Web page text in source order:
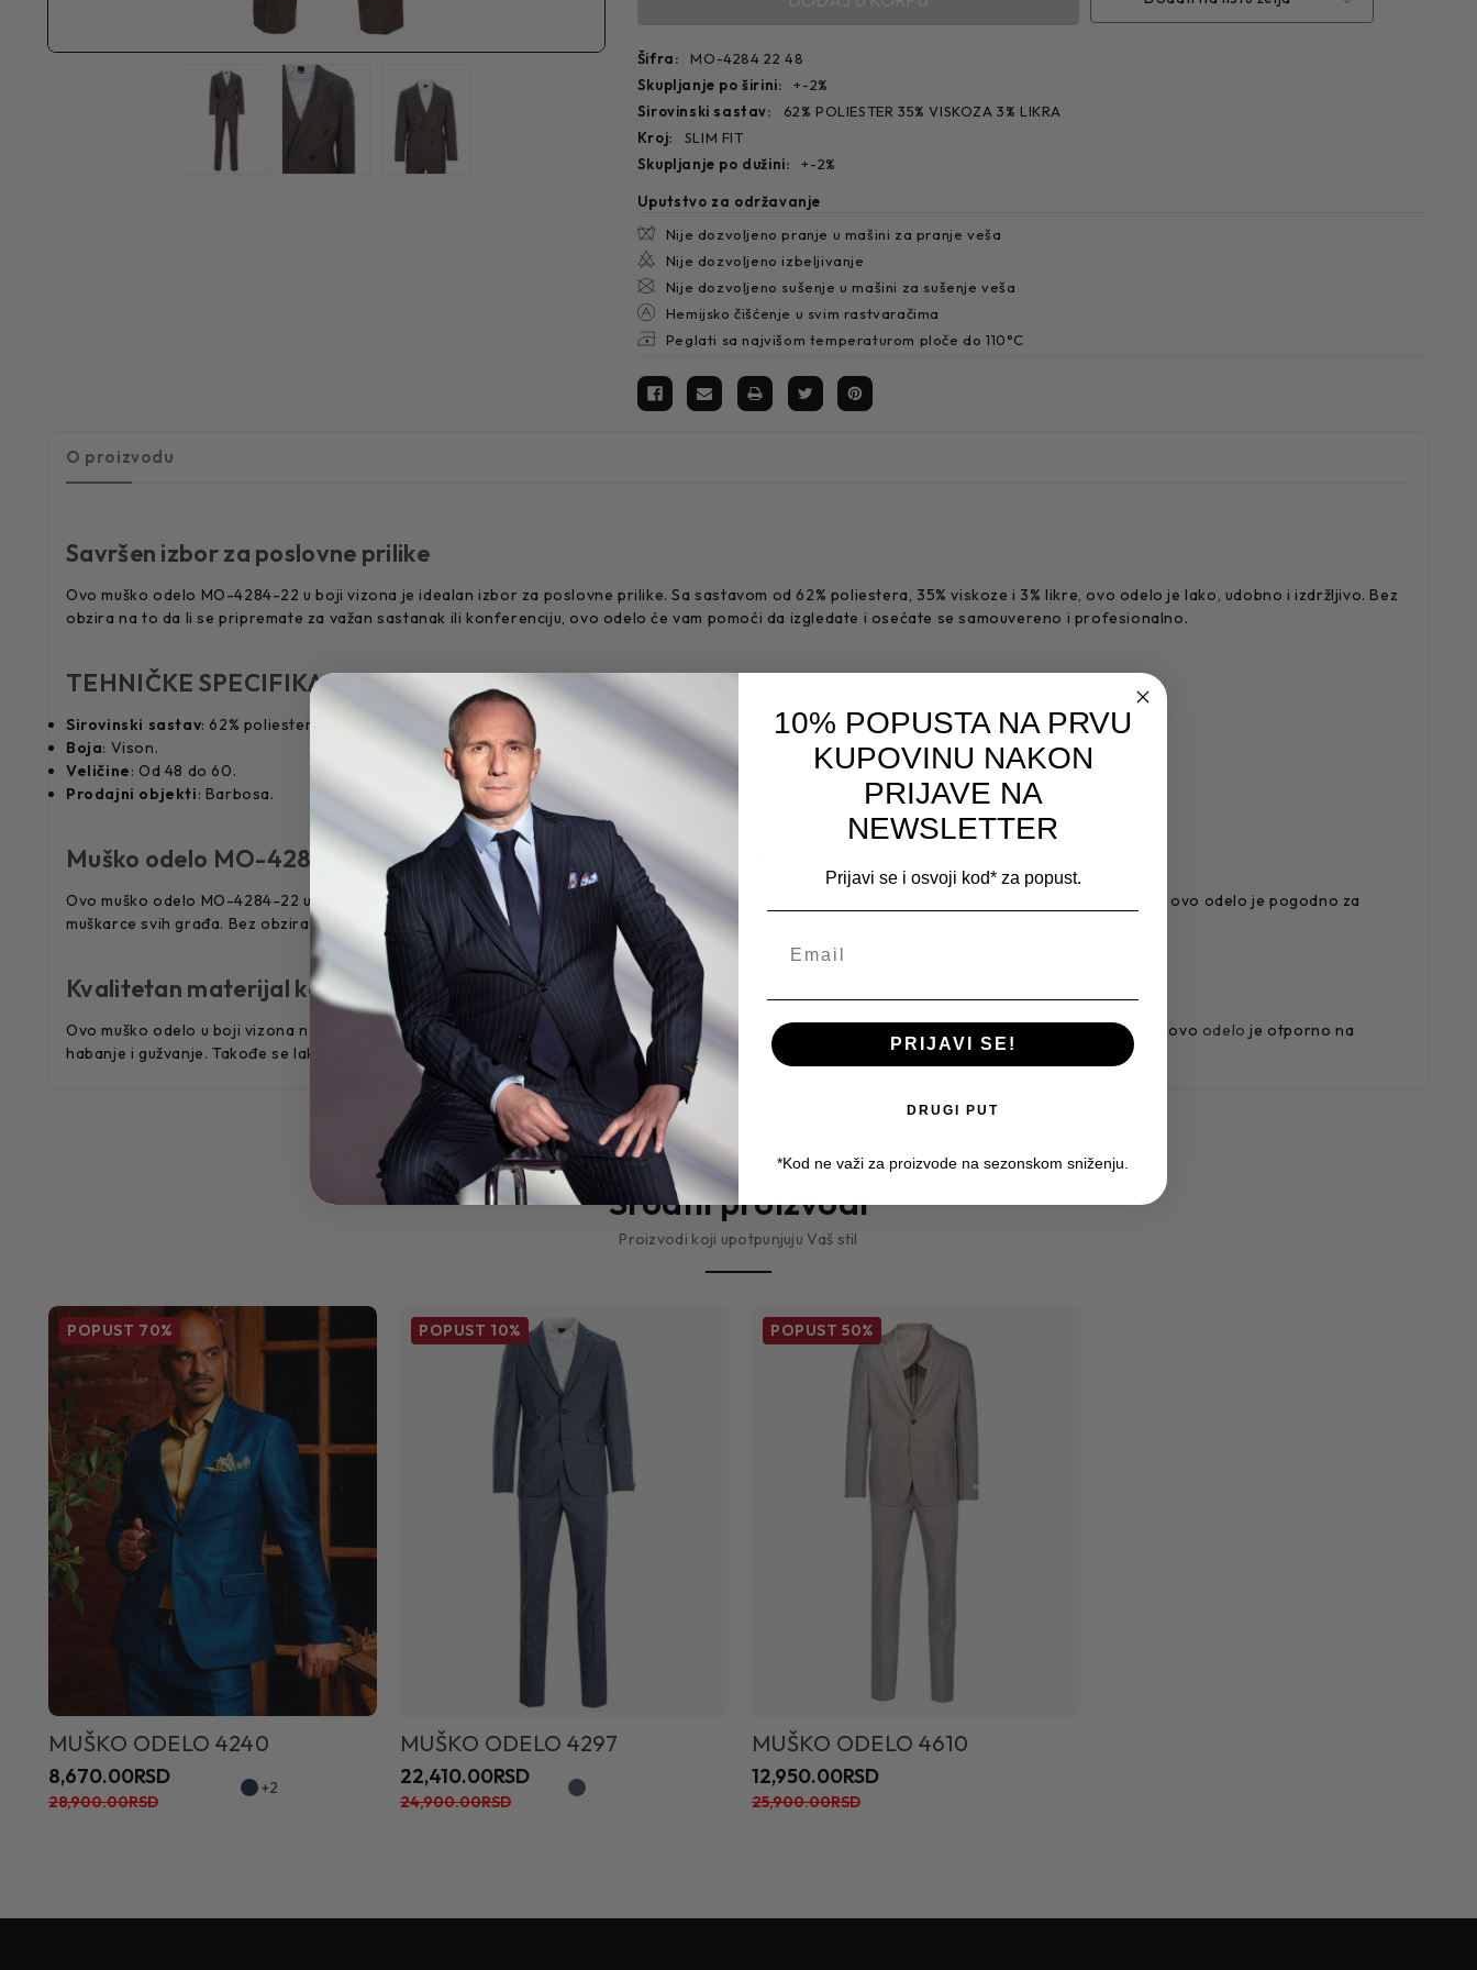
Šifra: MO-4284 22 48
sirovinski sastav:
62% POLIESTER 35% VISKOZA 3% LIKRA
kroj:
SLIM FIT
Peglati sa najvišom temperaturom ploče do 110°C
Hemijsko čišćenje u svim rastvaračima
Nije dozvoljeno pranje u mašini za pranje veša
Nije dozvoljeno izbeljivanje
Nije dozvoljeno sušenje u mašini za sušenje veša
skupljanje po dužini: +-2%
skupljanje po širini: +-2%
Uputstvo za održavanje
O proizvodu
Savršen izbor za poslovne prilike
Ovo muško odelo MO-4284-22 u boji vizona je idealan izbor za poslovne prilike. Sa sastavom od 62% poliestera, 35% viskoze i 3% likre, ovo odelo je lako, udobno i izdržljivo. Bez
obzira na to da li se pripremate za važan sastanak ili konferenciju, ovo odelo će vam pomoći da izgledate i osećate se samouvereno i profesionalno.
TEHNIČKE SPECIFIKACIJE:
Sirovinski sastav: 62% poliestera, 35% viskoze i 3% likre.
Boja: Vison.
Veličine: Od 48 do 60.
Prodajni objekti: Barbosa.
Muško odelo MO-4284-22: Dizajn koji se uklapa u svaku priliku
Ovo muško odelo MO-4284-22 u boji vizona ima klasičan, ali moderan dizajn koji se uklapa u svaku priliku. Sa veličinama koje se kreću od 48 do 60, ovo odelo je pogodno za
muškarce svih građa. Bez obzira da li ga nosite za posao ili neku posebnu priliku, ovo
odelo
Kvalitetan materijal koji će trajati
Ovo muško odelo u boji vizona napravljeno je od visokokvalitetnih materijala koji će trajati. Sa sastavom od 62% poliestera, 35% viskoze i 3% likre, ovo odelo je otporno na
habanje i gužvanje. Takođe se lako održava, što ga čini idealnim izborom za muškarce koji su uvek u pokretu.
Facebook Instagram
Srodni proizvodi
Proizvodi koji upotpunjuju Vaš stil
POPUST 70%
MUŠKO ODELO 4240
8,670.00RSD
28,900.00RSD
+2
POPUST 10%
MUŠKO ODELO 4297
22,410.00RSD
24,900.00RSD
POPUST50%
MUŠKO ODELO 4610
12,950.00RSD
25,900.00RSD
10% POPUSTA NA PRVU
KUPOVINU NAKON
PRIJAVE NA
NEWSLETTER
Prijavi se i osvoji kod* za popust.
PRIJAVI SE!
DRUGI PUT
*Kod ne važi za proizvode na sezonskom sniženju.